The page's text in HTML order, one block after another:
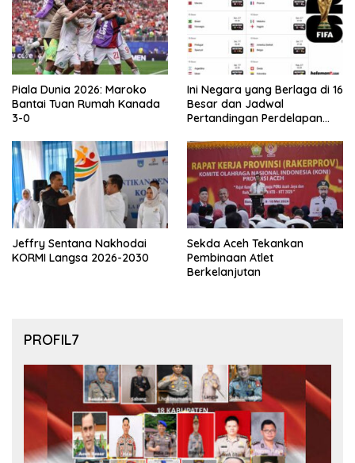
Piala Dunia 2026: Maroko
Bantai Tuan Rumah Kanada
3-0
Ini Negara yang Berlaga di 16
Besar dan Jadwal
Pertandingan Perdelapan
Jeffry Sentana Nakhodai
KORMI Langsa 2026-2030
Sekda Aceh Tekankan
Pembinaan Atlet
Berkelanjutan
PROFIL7